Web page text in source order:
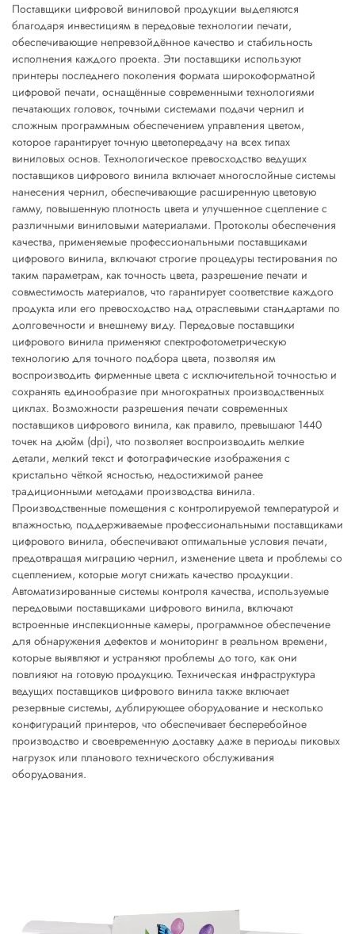
Поставщики цифровой виниловой продукции выделяются
благодаря инвестициям в передовые технологии печати,
обеспечивающие непревзойдённое качество и стабильность
исполнения каждого проекта. Эти поставщики используют
принтеры последнего поколения формата широкоформатной
цифровой печати, оснащённые современными технологиями
печатающих головок, точными системами подачи чернил и
сложным программным обеспечением управления цветом,
которое гарантирует точную цветопередачу на всех типах
виниловых основ. Технологическое превосходство ведущих
поставщиков цифрового винила включает многослойные системы
нанесения чернил, обеспечивающие расширенную цветовую
гамму, повышенную плотность цвета и улучшенное сцепление с
различными виниловыми материалами. Протоколы обеспечения
качества, применяемые профессиональными поставщиками
цифрового винила, включают строгие процедуры тестирования по
таким параметрам, как точность цвета, разрешение печати и
совместимость материалов, что гарантирует соответствие каждого
продукта или его превосходство над отраслевыми стандартами по
долговечности и внешнему виду. Передовые поставщики
цифрового винила применяют спектрофотометрическую
технологию для точного подбора цвета, позволяя им
воспроизводить фирменные цвета с исключительной точностью и
сохранять единообразие при многократных производственных
циклах. Возможности разрешения печати современных
поставщиков цифрового винила, как правило, превышают 1440
точек на дюйм (dpi), что позволяет воспроизводить мелкие
детали, мелкий текст и фотографические изображения с
кристально чёткой ясностью, недостижимой ранее
традиционными методами производства винила.
Производственные помещения с контролируемой температурой и
влажностью, поддерживаемые профессиональными поставщиками
цифрового винила, обеспечивают оптимальные условия печати,
предотвращая миграцию чернил, изменение цвета и проблемы со
сцеплением, которые могут снижать качество продукции.
Автоматизированные системы контроля качества, используемые
передовыми поставщиками цифрового винила, включают
встроенные инспекционные камеры, программное обеспечение
для обнаружения дефектов и мониторинг в реальном времени,
которые выявляют и устраняют проблемы до того, как они
повлияют на готовую продукцию. Техническая инфраструктура
ведущих поставщиков цифрового винила также включает
резервные системы, дублирующее оборудование и несколько
конфигураций принтеров, что обеспечивает бесперебойное
производство и своевременную доставку даже в периоды пиковых
нагрузок или планового технического обслуживания
оборудования.